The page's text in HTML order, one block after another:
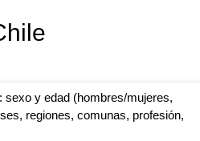
sexo y edad (hombres/mujeres,
regiones, comunas, profesión,